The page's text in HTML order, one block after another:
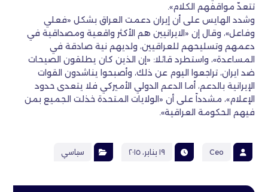
تتعدّ مواقفهم الكلام».
وشدد الهايس على أن إيران دعمت العراق بشكل «فعلي
وفاعل»، وقال إن «الايرانيين هم الأكثر واقعية ومصداقية في
دعمهم وتسليحهم للعراقيين، ولديهم نية صادقة في
المساعدة»، واستطرد قائلا: «إن الذين كان يطلقون الصيحات
ضد ايران، تراجعوا اليوم عن ذلك، وأصبحوا يناشدون القوات
الإيرانية بالدعم، أما الدعم الدولي الأميركي فلا يتعدى حدود
الإعلام»، مشدداً على أن «الولايات المتحدة خذلت الجميع بمن
فيهم الحكومة العراقية».
Ceo ١٩ يناير، ٢٠١٥ سياسي